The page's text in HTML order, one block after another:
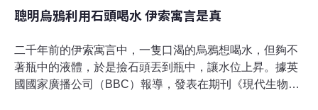
聰明烏鴉利用石頭喝水 伊索寓言是真
二千年前的伊索寓言中，一隻口渴的烏鴉想喝水，但夠不
著瓶中的液體，於是撿石頭丟到瓶中，讓水位上昇。據英
國國家廣播公司（BBC）報導，發表在期刊《現代生物》